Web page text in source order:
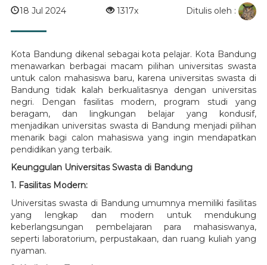
18 Jul 2024 1317x Ditulis oleh :
Kota Bandung dikenal sebagai kota pelajar. Kota Bandung
menawarkan berbagai macam pilihan universitas swasta
untuk calon mahasiswa baru, karena universitas swasta di
Bandung tidak kalah berkualitasnya dengan universitas
negri. Dengan fasilitas modern, program studi yang
beragam, dan lingkungan belajar yang kondusif,
menjadikan universitas swasta di Bandung menjadi pilihan
menarik bagi calon mahasiswa yang ingin mendapatkan
pendidikan yang terbaik.
Keunggulan Universitas Swasta di Bandung
1. Fasilitas Modern:
Universitas swasta di Bandung umumnya memiliki fasilitas
yang lengkap dan modern untuk mendukung
keberlangsungan pembelajaran para mahasiswanya,
seperti laboratorium, perpustakaan, dan ruang kuliah yang
nyaman.